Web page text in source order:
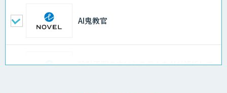
AI鬼教官
設計不明の古いシステムをAIが解析して